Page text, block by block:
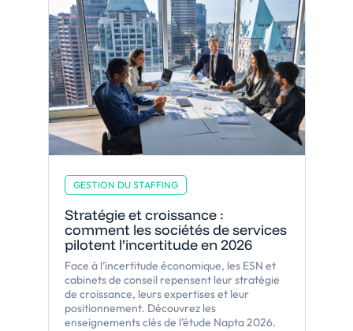
GESTION DU STAFFING
Stratégie et croissance :
comment les sociétés de services
pilotent l’incertitude en 2026
Face à l’incertitude économique, les ESN et
cabinets de conseil repensent leur stratégie
de croissance, leurs expertises et leur
positionnement. Découvrez les
enseignements clés de l’étude Napta 2026.